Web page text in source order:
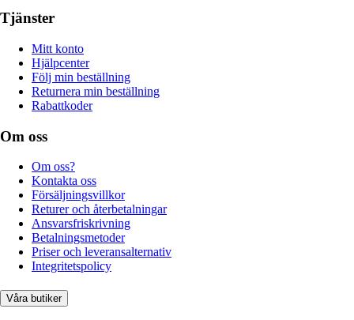
Tjänster
Mitt konto
Hjälpcenter
Följ min beställning
Returnera min beställning
Rabattkoder
Om oss
Om oss?
Kontakta oss
Försäljningsvillkor
Returer och återbetalningar
Ansvarsfriskrivning
Betalningsmetoder
Priser och leveransalternativ
Integritetspolicy
Våra butiker